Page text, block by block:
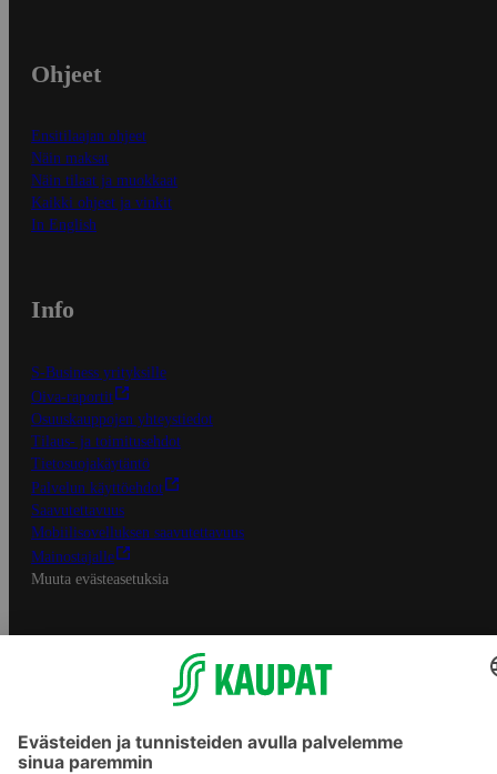
Ohjeet
Ensitilaajan ohjeet
Näin maksat
Näin tilaat ja muokkaat
Kaikki ohjeet ja vinkit
In English
Info
S-Business yrityksille
Oiva-raportit
Osuuskauppojen yhteystiedot
Tilaus- ja toimitusehdot
Tietosuojakäytäntö
Palvelun käyttöehdot
Saavutettavuus
Mobiilisovelluksen saavutettavuus
Mainostajalle
Muuta evästeasetuksia
S-ryhmän palvelut
Asiakasomistajuus